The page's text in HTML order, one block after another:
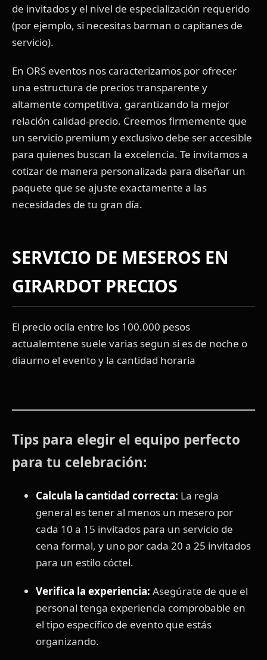
de invitados y el nivel de especialización requerido
(por ejemplo, si necesitas barman o capitanes de
servicio).
En ORS eventos nos caracterizamos por ofrecer
una estructura de precios transparente y
altamente competitiva, garantizando la mejor
relación calidad-precio. Creemos firmemente que
un servicio premium y exclusivo debe ser accesible
para quienes buscan la excelencia. Te invitamos a
cotizar de manera personalizada para diseñar un
paquete que se ajuste exactamente a las
necesidades de tu gran día.
SERVICIO DE MESEROS EN
GIRARDOT PRECIOS
El precio ocila entre los 100.000 pesos
actualemtene suele varias segun si es de noche o
diaurno el evento y la cantidad horaria
Tips para elegir el equipo perfecto
para tu celebración:
Calcula la cantidad correcta: La regla
general es tener al menos un mesero por
cada 10 a 15 invitados para un servicio de
cena formal, y uno por cada 20 a 25 invitados
para un estilo cóctel.
Verifica la experiencia: Asegúrate de que el
personal tenga experiencia comprobable en
el tipo específico de evento que estás
organizando.